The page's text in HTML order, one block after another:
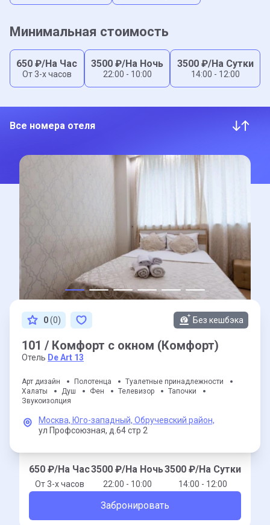
Минимальная стоимость
650 ₽/На Час
От 3-x часов
3500 ₽/На Ночь
22:00 - 10:00
3500₽/На Сутки
14:00 - 12:00
Все номера отеля
0(0) Без кешбэка
101 / Комфорт с окном (Комфорт)
Отель De Art 13
Арт дизайн Полотенца
Туалетные принадлежности
Халаты
Душ Фен Телевизор
Тапочки
Звукоизолция
Москва, Юго-западный, Обручевский район,
ул Профсоюзная, д.64 стр 2
650 ₽/На Час
От 3-x часов
3500 ₽/На Ночь
22:00 - 10:00
3500 ₽/На Сутки
14:00 - 12:00
Забронировать